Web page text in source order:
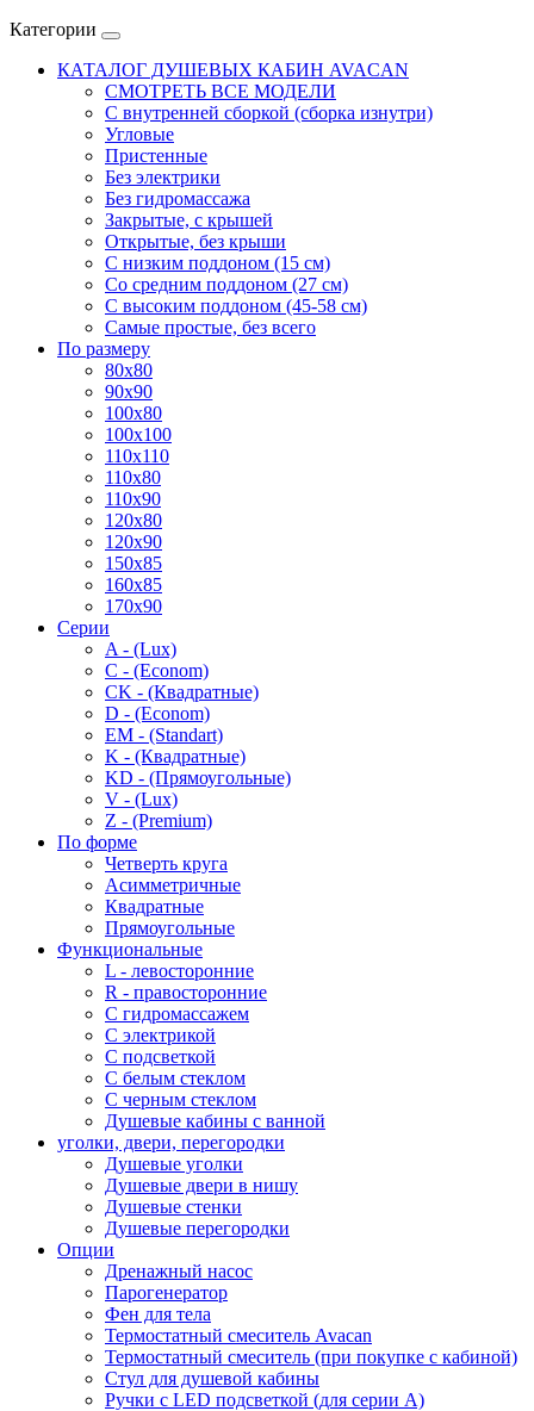
Категории
КАТАЛОГ ДУШЕВЫХ КАБИН AVACAN
СМОТРЕТЬ ВСЕ МОДЕЛИ
С внутренней сборкой (сборка изнутри)
Угловые
Пристенные
Без электрики
Без гидромассажа
Закрытые, с крышей
Открытые, без крыши
С низким поддоном (15 см)
Со средним поддоном (27 см)
С высоким поддоном (45-58 см)
Самые простые, без всего
По размеру
80x80
90x90
100x80
100x100
110x110
110x80
110x90
120x80
120x90
150x85
160x85
170x90
Серии
A - (Lux)
C - (Econom)
CK - (Квадратные)
D - (Econom)
EM - (Standart)
K - (Квадратные)
KD - (Прямоугольные)
V - (Lux)
Z - (Premium)
По форме
Четверть круга
Асимметричные
Квадратные
Прямоугольные
Функциональные
L - левосторонние
R - правосторонние
С гидромассажем
С электрикой
С подсветкой
С белым стеклом
С черным стеклом
Душевые кабины с ванной
уголки, двери, перегородки
Душевые уголки
Душевые двери в нишу
Душевые стенки
Душевые перегородки
Опции
Дренажный насос
Парогенератор
Фен для тела
Термостатный смеситель Avacan
Термостатный смеситель (при покупке с кабиной)
Стул для душевой кабины
Ручки с LED подсветкой (для серии A)